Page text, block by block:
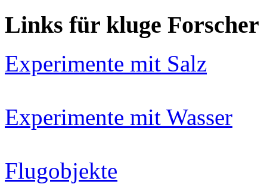
Links für kluge Forscher
Experimente mit Salz
Experimente mit Wasser
Flugobjekte